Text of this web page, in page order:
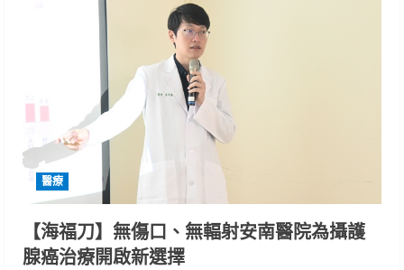
醫療
【海福刀】無傷口、無輻射安南醫院為攝護
腺癌治療開啟新選擇